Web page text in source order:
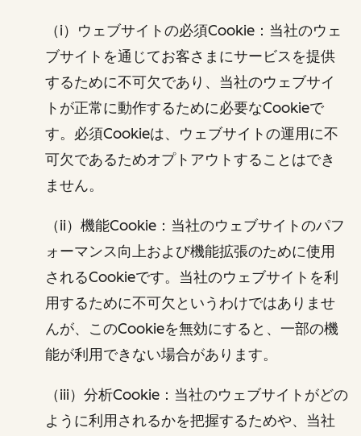
（i）ウェブサイトの必須Cookie：当社のウェ
ブサイトを通じてお客さまにサービスを提供
するために不可欠であり、当社のウェブサイ
トが正常に動作するために必要なCookieで
す。必須Cookieは、ウェブサイトの運用に不
可欠であるためオプトアウトすることはでき
ません。
（ii）機能Cookie：当社のウェブサイトのパフ
ォーマンス向上および機能拡張のために使用
されるCookieです。当社のウェブサイトを利
用するために不可欠というわけではありませ
んが、このCookieを無効にすると、一部の機
能が利用できない場合があります。
（iii）分析Cookie：当社のウェブサイトがどの
ように利用されるかを把握するためや、当社